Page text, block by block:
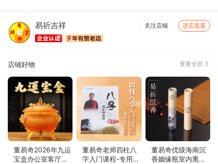
服务周到(11) 尺寸适宜(10) 物流很快(6)
真材实料(6)
易祈吉祥 关注店铺 进店逛逛
店铺好物 查看全部
董易奇2026年九运
宝盒办公室客厅中
董易奇老师四柱八
字入门课程-专用教
董易奇优级海南沉
香姻缘瓶室内熏香